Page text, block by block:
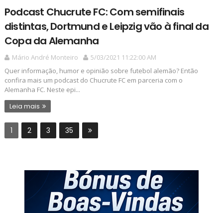
Podcast Chucrute FC: Com semifinais
distintas, Dortmund e Leipzig vão à final da
Copa da Alemanha
Mário André Monteiro
5/03/2021 11:22:00 AM
Quer informação, humor e opinião sobre futebol alemão? Então
confira mais um podcast do Chucrute FC em parceria com o
Alemanha FC. Neste epi...
Leia mais
1 2 3 35